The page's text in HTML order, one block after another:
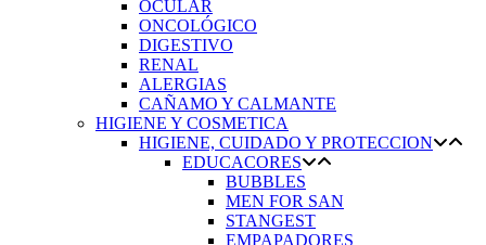
OCULAR
ONCOLÓGICO
DIGESTIVO
RENAL
ALERGIAS
CAÑAMO Y CALMANTE
HIGIENE Y COSMETICA
HIGIENE, CUIDADO Y PROTECCION
EDUCACORES
BUBBLES
MEN FOR SAN
STANGEST
EMPAPADORES